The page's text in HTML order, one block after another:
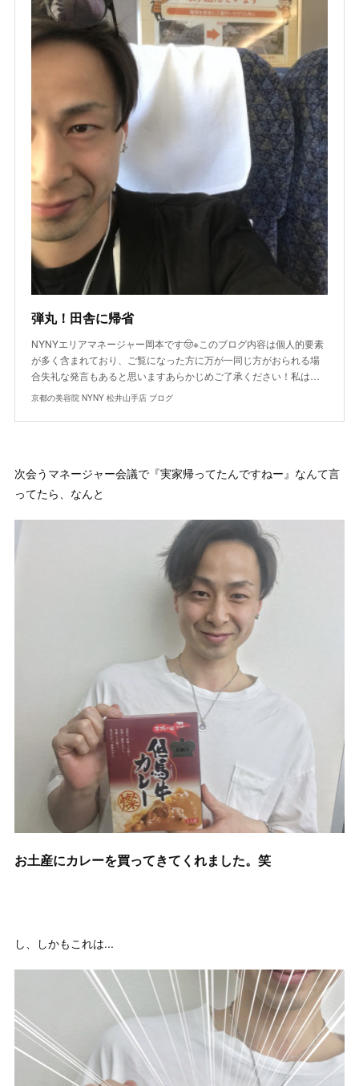
弾丸！田舎に帰省
NYNYエリアマネージャー岡本です🤠※このブログ内容は個人的要素
が多く含まれており、ご覧になった方に万が一同じ方がおられる場
合失礼な発言もあると思いますあらかじめご了承ください！私は…
京都の美容院 NYNY 松井山手店 ブログ
次会うマネージャー会議で『実家帰ってたんですねー』なんて言
ってたら、なんと
お土産にカレーを買ってきてくれました。笑
し、しかもこれは...